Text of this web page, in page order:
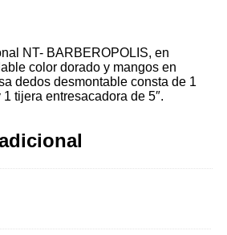
NT- BARBEROPOLIS, en
color dorado y mangos en
dedos desmontable consta de 1
tijera entresacadora de 5″.